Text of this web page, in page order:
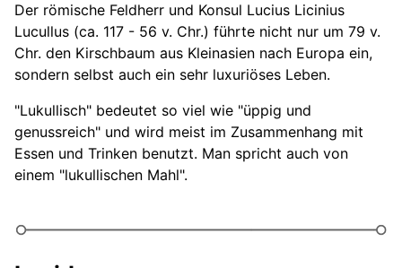
Der römische Feldherr und Konsul Lucius Licinius
Lucullus (ca. 117 - 56 v. Chr.) führte nicht nur um 79 v.
Chr. den Kirschbaum aus Kleinasien nach Europa ein,
sondern selbst auch ein sehr luxuriöses Leben.
"Lukullisch" bedeutet so viel wie "üppig und
genussreich" und wird meist im Zusammenhang mit
Essen und Trinken benutzt. Man spricht auch von
einem "lukullischen Mahl".